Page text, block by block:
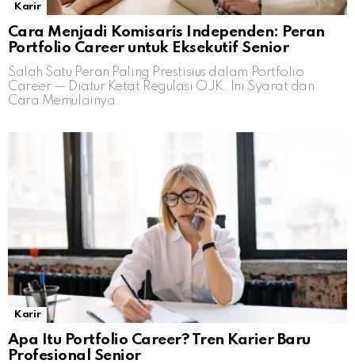
Karir
Cara Menjadi Komisaris Independen: Peran
Portfolio Career untuk Eksekutif Senior
Salah Satu Peran Paling Prestisius dalam Portfolio
Career — Diatur Ketat Regulasi OJK. Ini Syarat dan
Cara Memulainya.
Karir
Apa Itu Portfolio Career? Tren Karier Baru
Profesional Senior